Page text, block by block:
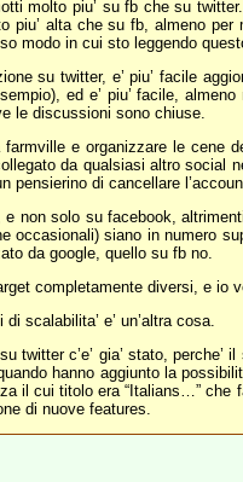
molto piu’ su fb che su
piu’ alta che su fb, almeno
modo in cui sto leggendo
su twitter, e’ piu’ facile
ed e’ piu’ facile,
le discussioni sono chiuse.
e organizzare le cene
da qualsiasi altro
pensierino di cancellare
non solo su facebook,
occasionali) siano in numero
da google, quello su fb no.
completamente diversi, e io
scalabilita’ e’ un’altra cosa.
twitter c’e’ gia’ stato,
hanno aggiunto la
il cui titolo era “Italians…”
di nuove features.